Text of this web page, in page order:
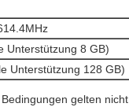
Unterstützung 8 GB)
Unterstützung 128 GB)
gelten nicht.